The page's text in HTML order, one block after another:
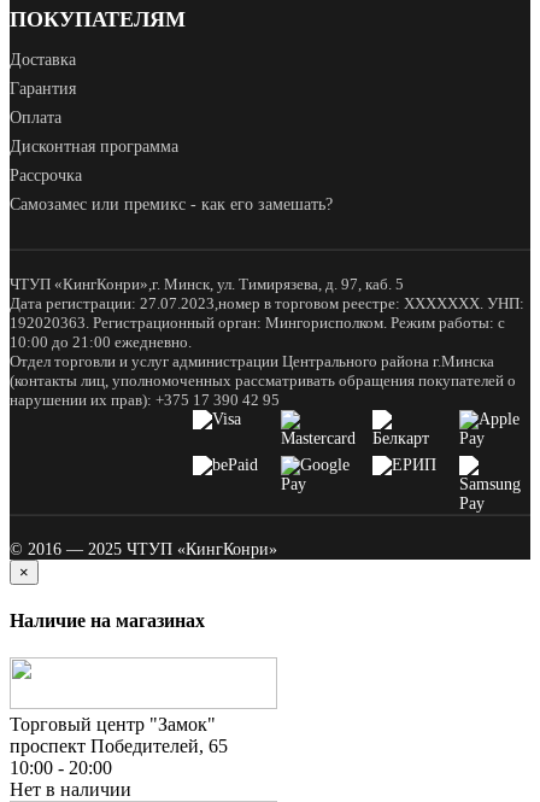
ПОКУПАТЕЛЯМ
Доставка
Гарантия
Оплата
Дисконтная программа
Рассрочка
Самозамес или премикс - как его замешать?
ЧТУП «КингКонри»,г. Минск, ул. Тимирязева, д. 97, каб. 5
Дата регистрации: 27.07.2023,номер в торговом реестре: XXXXXXX. УНП:
192020363. Регистрационный орган: Мингорисполком. Режим работы: с
10:00 до 21:00 ежедневно.
Отдел торговли и услуг администрации Центрального района г.Минска
(контакты лиц, уполномоченных рассматривать обращения покупателей о
нарушении их прав): +375 17 390 42 95
© 2016 — 2025 ЧТУП «КингКонри»
×
Наличие на магазинах
Торговый центр "Замок"
проспект Победителей, 65
10:00 - 20:00
Нет в наличии